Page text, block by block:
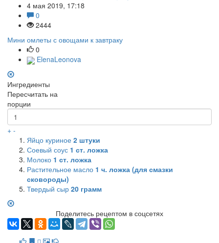
4 мая 2019, 17:18
0
2444
Мини омлеты с овощами к завтраку
0
ElenaLeonova
Ингредиенты
Пересчитать на
порции
+ -
Яйцо куриное 2 штуки
Соевый соус 1 ст. ложка
Молоко 1 ст. ложка
Растительное масло 1 ч. ложка (для смазки
сковороды)
Твердый сыр 20 грамм
Поделитесь рецептом в соцсетях